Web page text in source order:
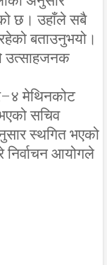
छ। उहाँले सबै
बताउनुभयो।
उत्साहजनक
मेथिनकोट
सचिव
स्थगित भएको
निर्वाचन आयोगले